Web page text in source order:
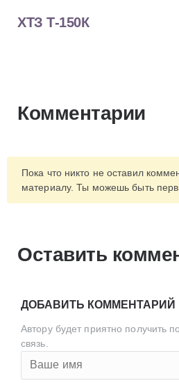
ХТЗ Т-150К
Комментарии
Пока что никто не оставил
материалу. Ты можешь быть
Оставить
ДОБАВИТЬ КОММЕНТАРИЙ
Автору будет приятно получить
связь.